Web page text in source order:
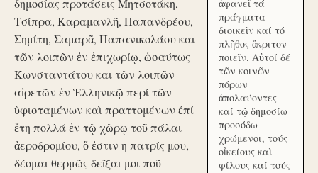
δημοσίας προτάσεις Μητσοτάκη,
Τσίπρα, Καραμανλῆ, Παπανδρέου,
Σημίτη, Σαμαρᾶ, Παπανικολάου και
τῶν λοιπῶν ἐν ἐπιχωρίῳ, ὡσαύτως
Κωνσταντάτου και τῶν λοιπῶν
αἱρετῶν ἐν Ἑλληνικῷ περί τῶν
ὑφισταμένων καὶ πραττομένων ἐπί
ἔτη πολλά ἐν τῷ χῶρῳ τοῦ πάλαι
ἀεροδρομίου, ὅ ἐστιν η πατρίς μου,
δέομαι θερμῶς δεῖξαι μοι ποῦ
ἀφανεῖ τά
πράγματα
διοικεῖν καί τό
πλῆθος ἄκριτον
ποιεῖν. Αὐτοί δέ
τῶν κοινῶν
πόρων
ἀπολαύοντες
καί τῷ δημοσίω
προσόδω
χρώμενοι, τούς
οἰκείους καὶ
φίλους καί τούς